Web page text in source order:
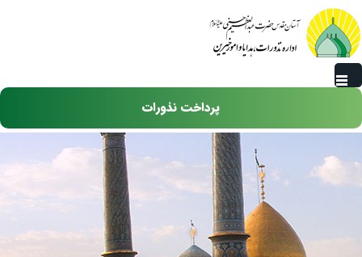
رفتن به محتوای اصلی
پرداخت نذورات